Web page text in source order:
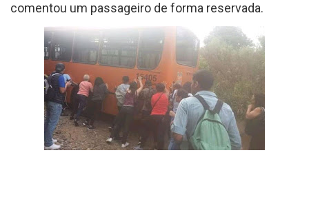
comentou um passageiro de forma reservada.